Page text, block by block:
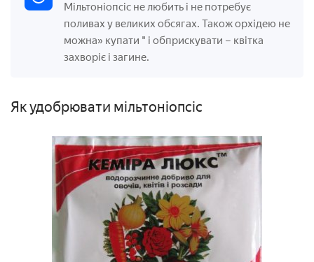
Мільтоніопсіс не любить і не потребує
поливах у великих обсягах. Також орхідею не
можна» купати " і обприскувати – квітка
захворіє і загине.
Як удобрювати мільтоніопсіс